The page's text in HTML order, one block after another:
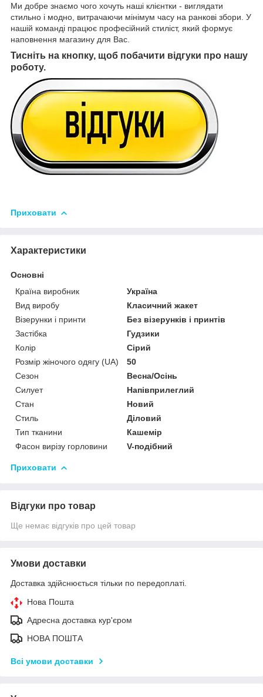
Ми добре знаємо чого хочуть наші клієнтки - виглядати
стильно і модно, витрачаючи мінімум часу на ранкові збори. У
нашій команді працює професійний стиліст, який формує
наповнення магазину для Вас.
Тисніть на кнопку, щоб побачити відгуки про нашу
роботу.
Приховати
Характеристики
Основні
Країна виробник
Україна
Вид виробу
Класичний жакет
Візерунки і принти
Без візерунків і принтів
Застібка
Гудзики
Колір
Сірий
Розмір жіночого одягу (UA)
50
Сезон
Весна/Осінь
Силует
Напівприлеглий
Стан
Новий
Стиль
Діловий
Тип тканини
Кашемір
Фасон вирізу горловини
V-подібний
Приховати
Відгуки про товар
Ще немає відгуків про цей товар
Умови доставки
Доставка здійснюється тільки по передоплаті.
Нова Пошта
Адресна доставка кур'єром
НОВА ПОШТА
Всі умови доставки